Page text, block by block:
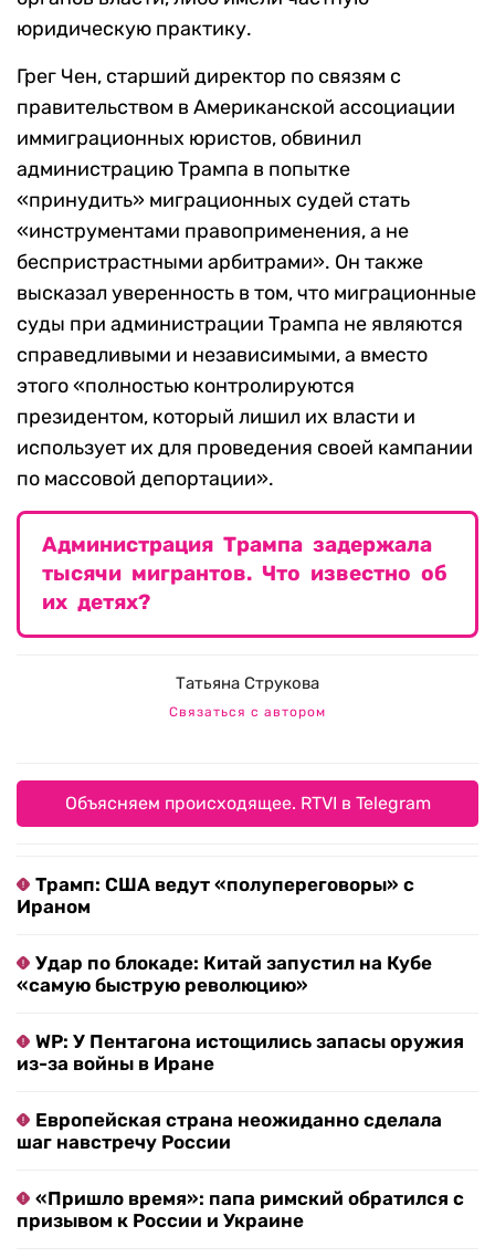
юридическую практику.
Грег Чен, старший директор по связям с
правительством в Американской ассоциации
иммиграционных юристов, обвинил
администрацию Трампа в попытке
«принудить» миграционных судей стать
«инструментами правоприменения, а не
беспристрастными арбитрами». Он также
высказал уверенность в том, что миграционные
суды при администрации Трампа не являются
справедливыми и независимыми, а вместо
этого «полностью контролируются
президентом, который лишил их власти и
использует их для проведения своей кампании
по массовой депортации».
Администрация Трампа задержала
тысячи мигрантов. Что известно об
их детях?
Татьяна Струкова
Связаться с автором
Объясняем происходящее. RTVI в Telegram
Трамп: США ведут «полупереговоры» с
Ираном
Удар по блокаде: Китай запустил на Кубе
«самую быструю революцию»
WP: У Пентагона истощились запасы оружия
из-за войны в Иране
Европейская страна неожиданно сделала
шаг навстречу России
«Пришло время»: папа римский обратился с
призывом к России и Украине